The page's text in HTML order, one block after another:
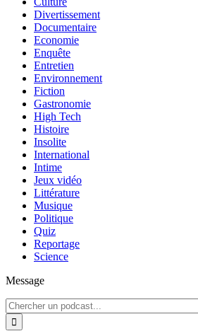
Divertissement
Documentaire
Economie
Enquête
Entretien
Environnement
Fiction
Gastronomie
High Tech
Histoire
Insolite
International
Intime
Jeux vidéo
Littérature
Musique
Politique
Quiz
Reportage
Science
Message